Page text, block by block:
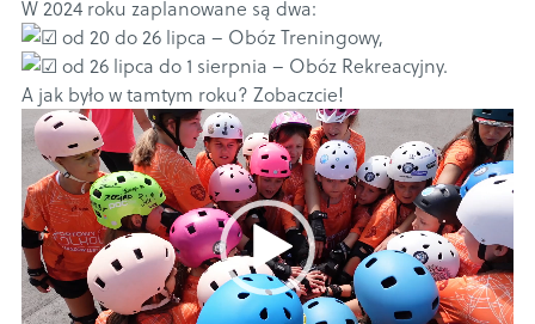
W 2024 roku zaplanowane są dwa:
od 20 do 26 lipca – Obóz Treningowy,
od 26 lipca do 1 sierpnia – Obóz Rekreacyjny.
A jak było w tamtym roku? Zobaczcie!
Odtwarzacz
video